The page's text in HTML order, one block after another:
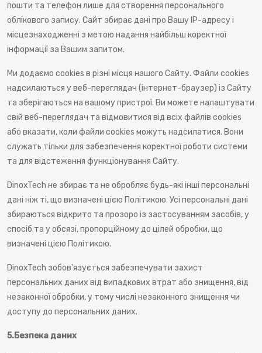
пошти та телефон лише для створення персонального
облікового запису. Сайт збирає дані про Вашу IP-адресу і
місцезнаходженні з метою надання найбільш коректної
інформації за Вашим запитом.
Ми додаємо cookies в різні місця нашого Сайту. Файли cookies
надсилаються у веб-переглядач (інтернет-браузер) із Сайту
та зберігаються на вашому пристрої. Ви можете налаштувати
свій веб-переглядач та відмовитися від всіх файлів cookies
або вказати, коли файли cookies можуть надсилатися. Вони
служать тільки для забезпечення коректної роботи системи
та для відстеження функціонування Сайту.
DinoxTech не збирає та не обробляє будь-які інші персональні
дані ніж ті, що визначені цією Політикою. Усі персональні дані
збираються відкрито та прозоро із застосуванням засобів, у
спосіб та у обсязі, пропорційному до цілей обробки, що
визначені цією Політикою.
DinoxTech зобов'язується забезпечувати захист
персональних даних від випадкових втрат або знищення, від
незаконної обробки, у тому числі незаконного знищення чи
доступу до персональних даних.
5.Безпека даних